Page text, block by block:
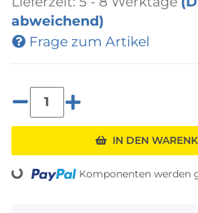
abweichend)
Frage zum Artikel
IN DEN
Loading... Komponenten werden